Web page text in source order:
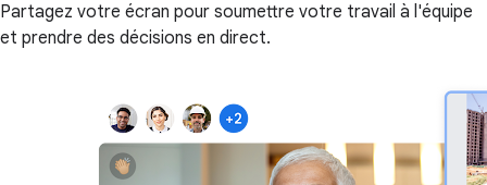
Partagez votre écran pour soumettre votre travail à l'équipe
et prendre des décisions en direct.